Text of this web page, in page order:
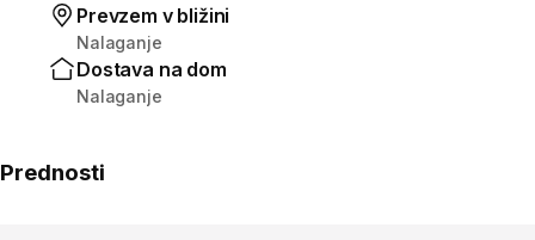
Prevzem v bližini
Nalaganje
Dostava na dom
Nalaganje
Prednosti